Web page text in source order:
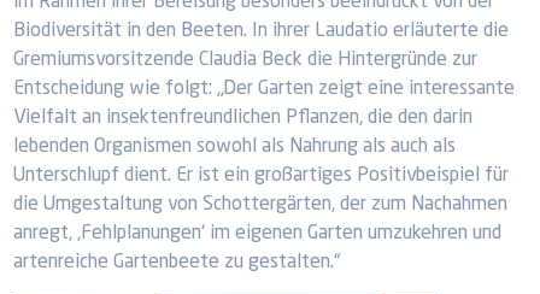
Biodiversität in den Beeten. In ihrer Laudatio erläuterte die
Gremiumsvorsitzende Claudia Beck die Hintergründe zur
Entscheidung wie folgt: „Der Garten zeigt eine interessante
Vielfalt an insektenfreundlichen Pflanzen, die den darin
lebenden Organismen sowohl als Nahrung als auch als
Unterschlupf dient. Er ist ein großartiges Positivbeispiel für
die Umgestaltung von Schottergärten, der zum Nachahmen
anregt, ,Fehlplanungen‘ im eigenen Garten umzukehren und
artenreiche Gartenbeete zu gestalten.“